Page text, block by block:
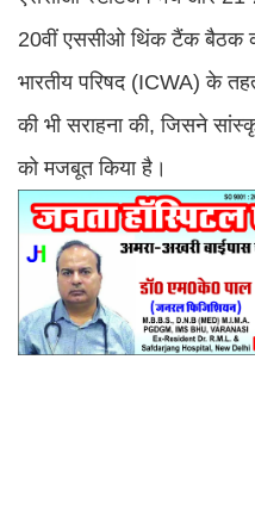
20वीं एससीओ थिंक टैंक बैठक
भारतीय परिषद (ICWA) के
की भी सराहना की, जिसने
को मजबूत किया है।